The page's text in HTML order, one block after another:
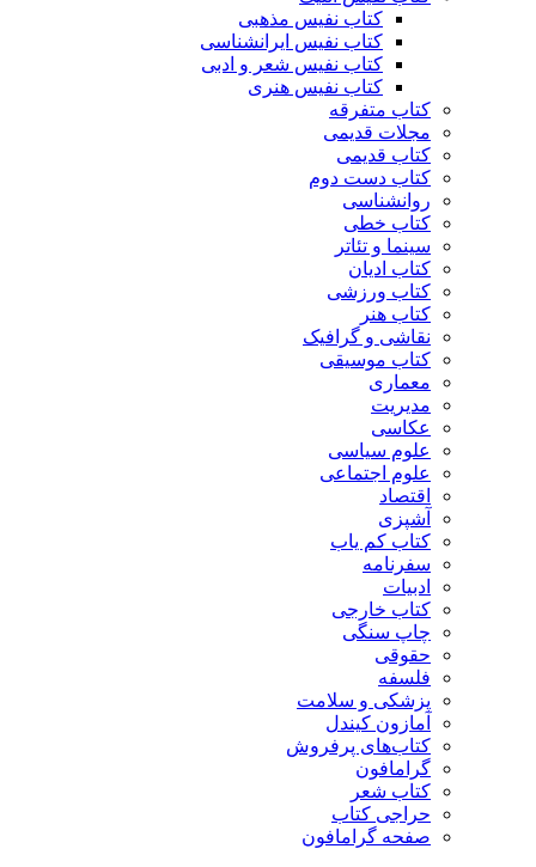
کتاب نفیس مذهبی
کتاب نفیس ایرانشناسی
کتاب نفیس شعر و ادبی
کتاب نفیس هنری
کتاب متفرقه
مجلات قدیمی
کتاب قدیمی
کتاب دست دوم
روانشناسی
کتاب خطی
سینما و تئاتر
کتاب ادیان
کتاب ورزشی
کتاب هنر
نقاشی و گرافیک
کتاب موسیقی
معماری
مدیریت
عکاسی
علوم سیاسی
علوم اجتماعی
اقتصاد
آشپزی
کتاب کم یاب
سفرنامه
ادبیات
کتاب خارجی
چاپ سنگی
حقوقی
فلسفه
پزشکی و سلامت
آمازون کیندل
کتاب‌های پرفروش
گرامافون
کتاب شعر
حراجی کتاب
صفحه گرامافون